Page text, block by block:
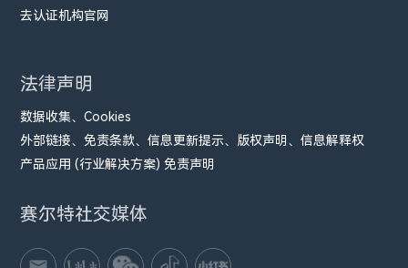
去认证机构官网
法律声明
数据收集、Cookies
外部链接、免责条款、信息更新提示、版权声明、信息解释权
产品应用 (行业解决方案) 免责声明
赛尔特社交媒体